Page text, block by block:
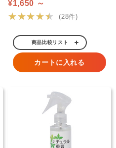
¥1,650 ～
★★★★★ (28件)
商品比較リスト
カートに入れる